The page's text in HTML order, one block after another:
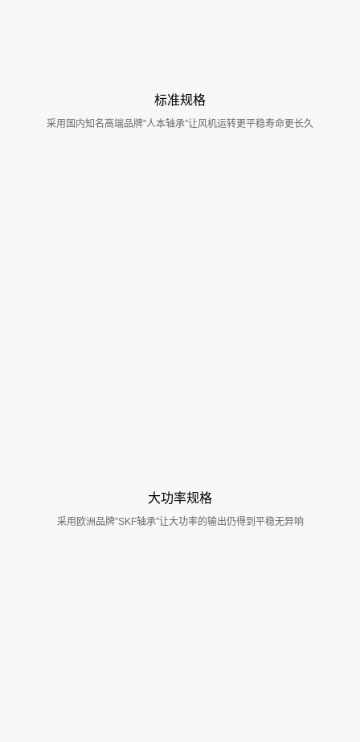
标准规格
采用国内知名高端品牌”人本轴承”让风机运转更平稳寿命更长久
大功率规格
采用欧洲品牌”SKF轴承”让大功率的输出仍得到平稳无异响